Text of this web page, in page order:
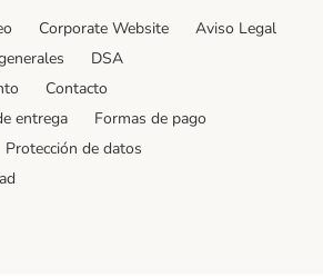
Corporate Website
Aviso Legal
DSA
Contacto
entrega
Formas de pago
Protección de datos